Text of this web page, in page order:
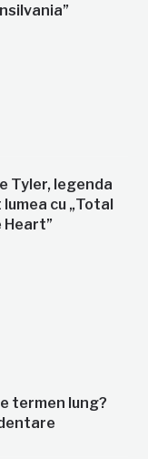
Tyler, legenda
cu „Total
Heart”
termen lung?